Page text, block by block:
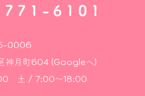
0006
神月町604 (Googleへ)
土 / 7:00～18:00